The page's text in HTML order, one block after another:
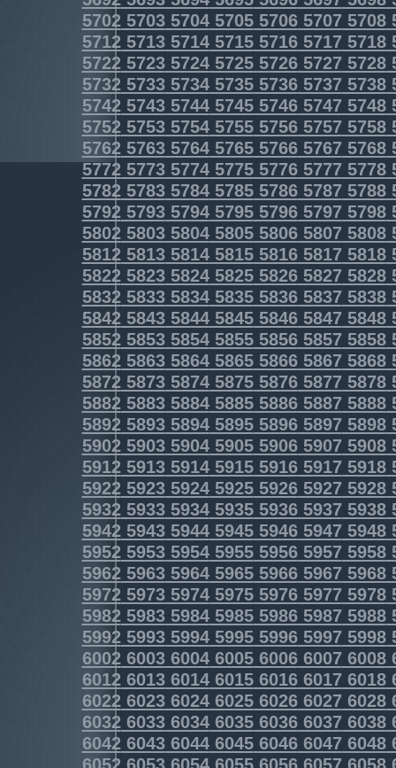
5702570357045705570657075708
5712571357145715571657175718
5722572357245725572657275728
5732573357345735573657375738
5742574357445745574657475748
5752575357545755575657575758
5762576357645765576657675768
5772577357745775577657775778
5782578357845785578657875788
5792579357945795579657975798
5802580358045805580658075808
5812581358145815581658175818
5822582358245825582658275828
5832583358345835583658375838
5842584358445845584658475848
5852585358545855585658575858
5862586358645865586658675868
5872587358745875587658775878
5882588358845885588658875888
5892589358945895589658975898
5902590359045905590659075908
5912591359145915591659175918
5922592359245925592659275928
5932593359345935593659375938
5942594359445945594659475948
5952595359545955595659575958
5962596359645965596659675968
5972597359745975597659775978
5982598359845985598659875988
5992599359945995599659975998
6002600360046005600660076008
6012601360146015601660176018
6022602360246025602660276028
6032603360346035603660376038
6042604360446045604660476048